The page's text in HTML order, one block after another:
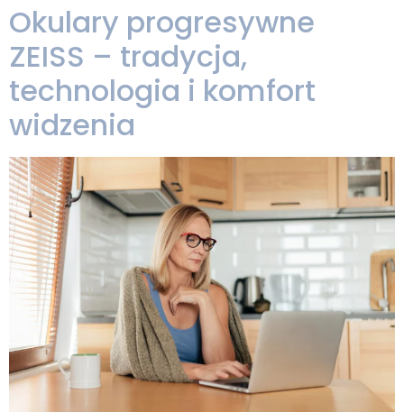
Okulary progresywne
ZEISS – tradycja,
technologia i komfort
widzenia